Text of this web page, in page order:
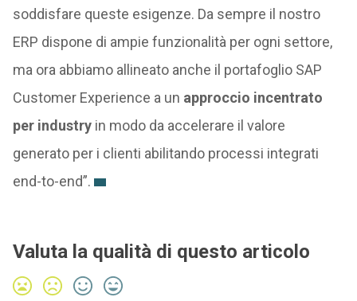
soddisfare queste esigenze. Da sempre il nostro
ERP dispone di ampie funzionalità per ogni settore,
ma ora abbiamo allineato anche il portafoglio SAP
Customer Experience a un approccio incentrato
per industryin modo da accelerare il valore
generato per i clienti abilitando processi integrati
end-to-end”.
Valuta la qualità di questo articolo